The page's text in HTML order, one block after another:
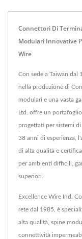
Connettori Di
Modulari Innovative
Wire
Con sede a Taiwan dal
nella produzione di
modulari e una vasta
Ltd. offre un
progettati per sistemi
38 anni di esperienza,
di alta qualità e
per ambienti difficili,
superiori.
Excellence Wire Ind.
rete dal 1985, è
alta qualità, spine
connettività